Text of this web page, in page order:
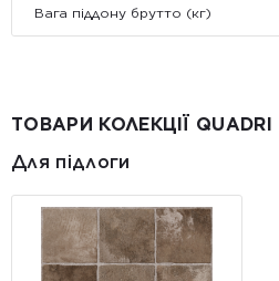
Вага піддону брутто (кг)
ТОВАРИ КОЛЕКЦІЇ QUADRI
Для підлоги